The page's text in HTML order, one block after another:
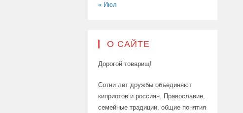
« Июл
О САЙТЕ
Дорогой товарищ!
Сотни лет дружбы объединяют
киприотов и россиян. Православие,
семейные традиции, общие понятия